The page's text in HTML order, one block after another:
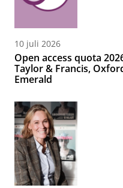
10 juli 2026
Open access quota
Taylor & Francis,
Emerald